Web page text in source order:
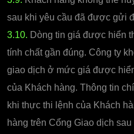
sau khi yêu cầu đã được gửi
3.10. Dòng tin giá được hiển
tính chất gần đúng. Công ty
giao dịch ở mức giá được
của Khách hàng. Thông tin
khi thực thi lệnh của Khách
hàng trên Cổng Giao dịch